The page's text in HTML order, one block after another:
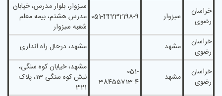
خراسان
رضوی
سبزوار 051-44232198-9
سبزوار، بلوار مدرس، خيابان
مدرس هشتم، بیمه معلم
شعبه سبزوار
خراسان
رضوی
مشهد مشهد، درحال راه اندازی
خراسان
رضوی
مشهد
051-
38455713-4
مشهد، خیابان کوه سنگی،
نبش کوه سنگی 13، پلاک
321